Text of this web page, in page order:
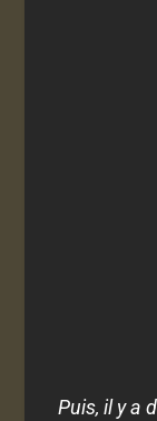
Puis, il y a